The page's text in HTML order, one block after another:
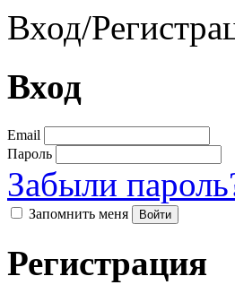
Вход/
Вход
Email
Пароль
Забыли
Запомнить меня
Регистрация